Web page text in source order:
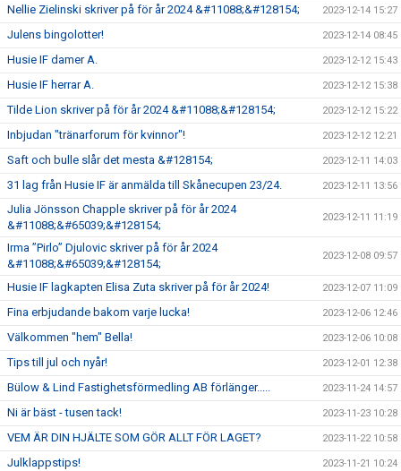
Nellie Zielinski skriver på för år 2024 &#11088;&#128154; 2023-12-14 15:27
Julens bingolotter! 2023-12-14 08:45
Husie IF damer A. 2023-12-12 15:43
Husie IF herrar A. 2023-12-12 15:38
Tilde Lion skriver på för år 2024 &#11088;&#128154; 2023-12-12 15:22
Inbjudan "tränarforum för kvinnor"! 2023-12-12 12:21
Saft och bulle slår det mesta &#128154; 2023-12-11 14:03
31 lag från Husie IF är anmälda till Skånecupen 23/24. 2023-12-11 13:56
Julia Jönsson Chapple skriver på för år 2024
&#11088;&#65039;&#128154;
2023-12-11 11:19
Irma ”Pirlo” Djulovic skriver på för år 2024
&#11088;&#65039;&#128154;
2023-12-08 09:57
Husie IF lagkapten Elisa Zuta skriver på för år 2024! 2023-12-07 11:09
Fina erbjudande bakom varje lucka! 2023-12-06 12:46
Välkommen "hem" Bella! 2023-12-06 10:08
Tips till jul och nyår! 2023-12-01 12:38
Bülow & Lind Fastighetsförmedling AB förlänger..... 2023-11-24 14:57
Ni är bäst - tusen tack! 2023-11-23 10:28
VEM ÄR DIN HJÄLTE SOM GÖR ALLT FÖR LAGET? 2023-11-22 10:58
Julklappstips! 2023-11-21 10:24